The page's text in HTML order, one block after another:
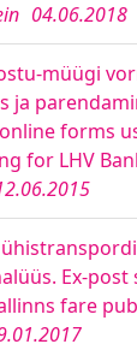
04.06.2018
müügi
ja
forms
for LHV
Ex-post
fare